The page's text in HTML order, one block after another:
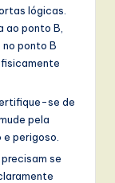
lógicas.
ao ponto B,
ponto B
se de
pela
perigoso.
se